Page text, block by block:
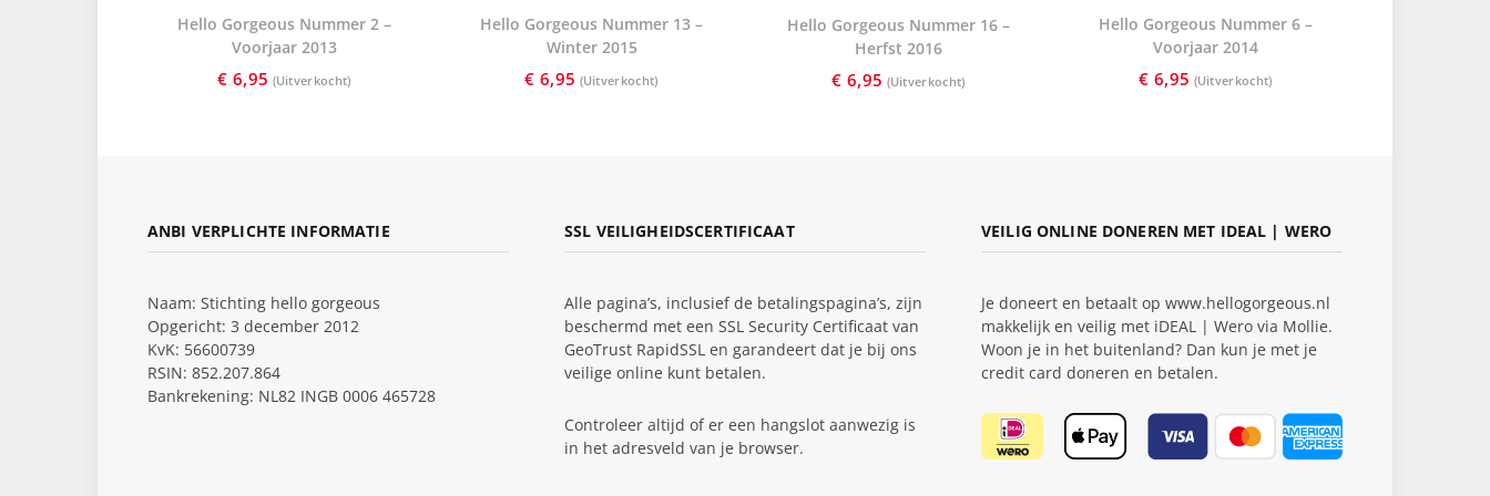
Hello Gorgeous Nummer 2 –
Voorjaar 2013
€ 6,95
Hello Gorgeous Nummer 13 –
Winter 2015
€ 6,95
Hello Gorgeous Nummer 16 –
Herfst 2016
€ 6,95
Hello Gorgeous Nummer 6 –
Voorjaar 2014
€ 6,95
ANBI VERPLICHTE INFORMATIE
Naam: Stichting hello gorgeous
Opgericht: 3 december 2012
KvK: 56600739
RSIN: 852.207.864
Bankrekening: NL82 INGB 0006 465728
SSL VEILIGHEIDSCERTIFICAAT
Alle pagina’s, inclusief de betalingspagina’s, zijn
beschermd met een SSL Security Certificaat van
GeoTrust RapidSSL en garandeert dat je bij ons
veilige online kunt betalen.
Controleer altijd of er een hangslot aanwezig is
in het adresveld van je browser.
VEILIG ONLINE DONEREN MET IDEAL | WERO
Je doneert en betaalt op www.hellogorgeous.nl
makkelijk en veilig met iDEAL | Wero via Mollie.
Woon je in het buitenland? Dan kun je met je
credit card doneren en betalen.